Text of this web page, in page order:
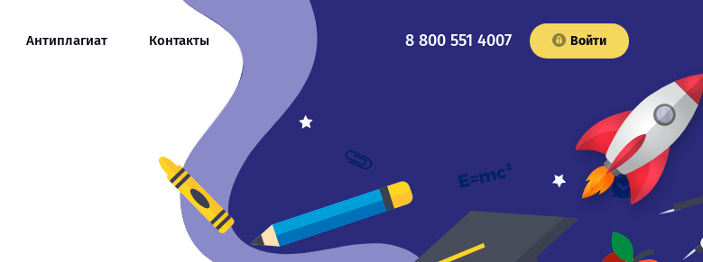
Антиплагиат Контакты 8 800 551 4007 Войти